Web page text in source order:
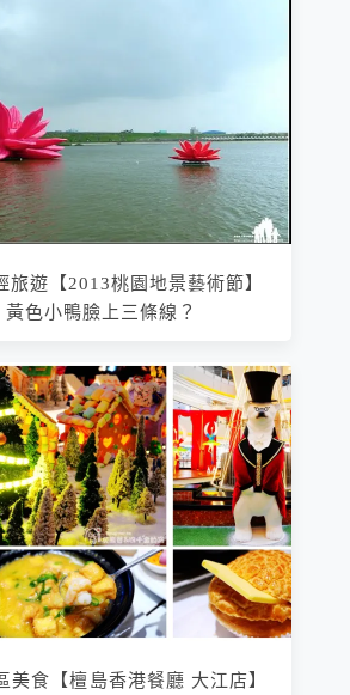
遊【2013桃園地景藝術節】
黃色小鴨臉上三條線？
美食【檀島香港餐廳 大江店】